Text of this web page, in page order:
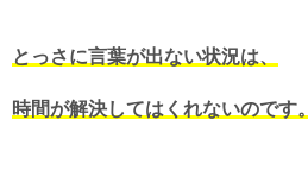
とっさに言葉が出ない状況は、
時間が解決してはくれないのです。